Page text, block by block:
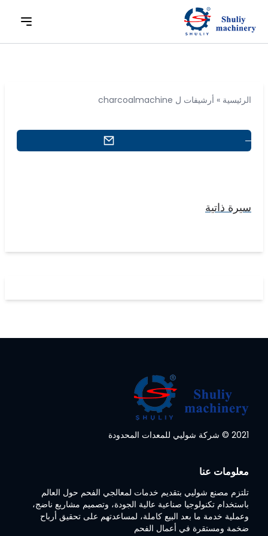
الرئيسية » أرشيفات ل charcoalmachine
سيرة ذاتية
2021 © شركة شوليي للمعدات المحدودة
معلومات عنا
تلتزم مصنع شوليي بتقديم خدمات لمعالجي الفحم حول العالم
باستخدام تكنولوجيا صناعية عالية الجودة، وتصميم مشاريع ناضج،
وعملية خدمة ما بعد البيع كاملة، لمساعدتهم على تحقيق أرباح
ضخمة ومستقرة في أعمال الفحم